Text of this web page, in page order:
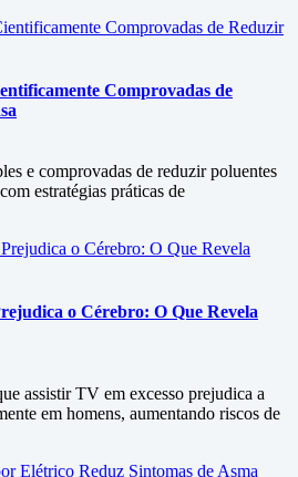
Comprovadas de
e comprovadas de reduzir poluentes
estratégias práticas de
o Cérebro: O Que Revela
assistir TV em excesso prejudica a
em homens, aumentando riscos de